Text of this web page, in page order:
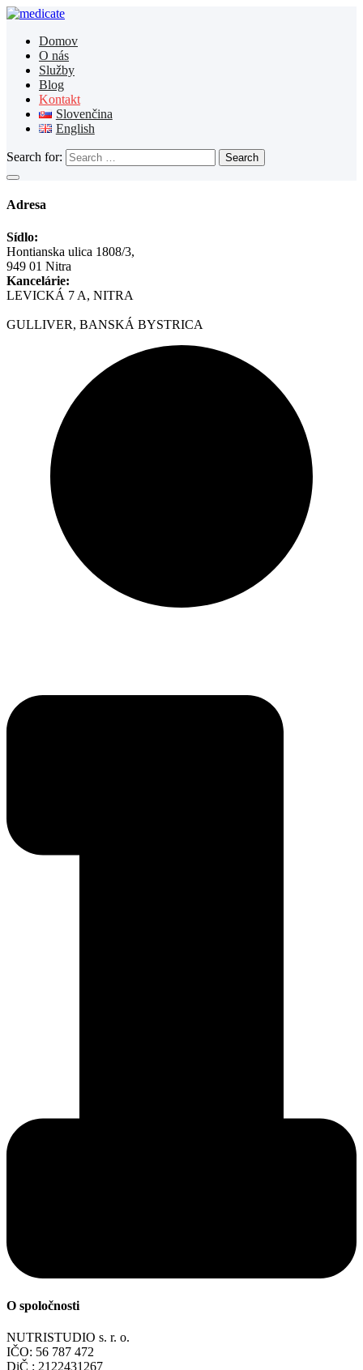
Domov
O nás
Služby
Blog
Kontakt
Slovenčina
English
Search for: Search
Adresa
Sídlo:
Hontianska ulica 1808/3,
949 01 Nitra
Kancelárie:
LEVICKÁ 7 A, NITRA
GULLIVER, BANSKÁ BYSTRICA
O spoločnosti
NUTRISTUDIO s. r. o.
IČO: 56 787 472
DiČ : 2122431267